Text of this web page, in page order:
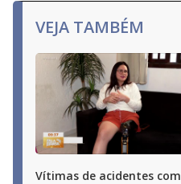
VEJA TAMBÉM
Vítimas de acidentes com